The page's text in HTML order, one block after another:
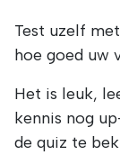
Test uzelf
hoe goed uw
Het is leuk,
kennis nog
de quiz te